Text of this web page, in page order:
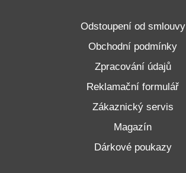
Odstoupení od smlouvy
Obchodní podmínky
Zpracování údajů
Reklamační formulář
Zákaznický servis
Magazín
Dárkové poukazy